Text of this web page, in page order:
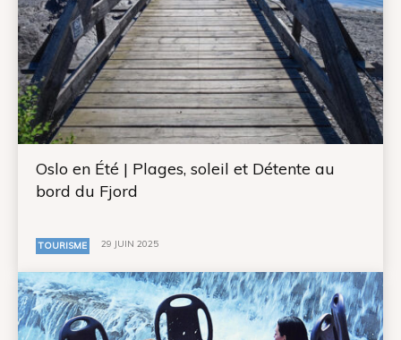
Oslo en Été | Plages, soleil et Détente au
bord du Fjord
TOURISME 29 JUIN 2025